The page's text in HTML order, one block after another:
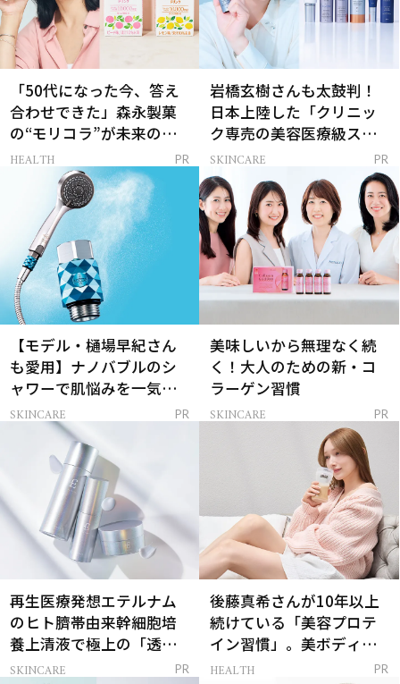
「50代になった今、答え
合わせできた」森永製菓
の“モリコラ”が未来のキ
レイを連れてくる！
HEALTH PR
岩橋玄樹さんも太鼓判！
日本上陸した「クリニッ
ク専売の美容医療級スキ
ンケア」
SKINCARE PR
【モデル・樋場早紀さん
も愛用】ナノバブルのシ
ャワーで肌悩みを一気に
解決
SKINCARE PR
美味しいから無理なく続
く！大人のための新・コ
ラーゲン習慣
SKINCARE PR
再生医療発想エテルナム
のヒト臍帯由来幹細胞培
養上清液で極上の「透明
感ハリ肌」へ
SKINCARE PR
後藤真希さんが10年以上
続けている「美容プロテ
イン習慣」。美ボディを
支える朝ルーティンと
HEALTH PR